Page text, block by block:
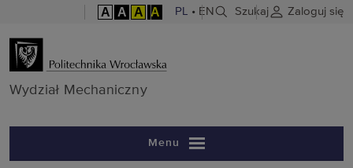
A A A A PL • EN Szukaj Zaloguj się
Wydział
Wydział Mechaniczny
Menu